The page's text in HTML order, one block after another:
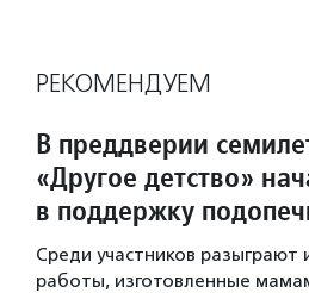
РЕКОМЕНДУЕМ
В преддверии
«Другое детство»
в поддержку
Среди участников разыграют
работы, изготовленные